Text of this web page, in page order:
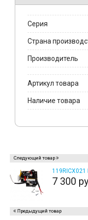
Серия
Страна
Производитель
Артикул товара
Наличие товара
Следующий товар
119RICX021
7 300
Предыдущий товар